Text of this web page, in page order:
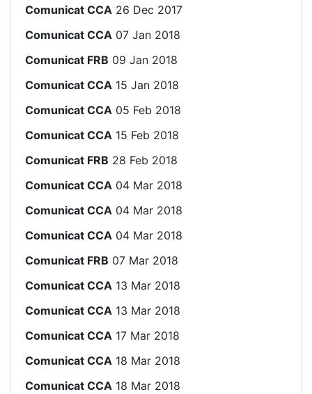
Comunicat CCA 26 Dec 2017
Comunicat CCA 07 Jan 2018
Comunicat FRB 09 Jan 2018
Comunicat CCA 15 Jan 2018
Comunicat CCA 05 Feb 2018
Comunicat CCA 15 Feb 2018
Comunicat FRB 28 Feb 2018
Comunicat CCA 04 Mar 2018
Comunicat CCA 04 Mar 2018
Comunicat CCA 04 Mar 2018
Comunicat FRB 07 Mar 2018
Comunicat CCA 13 Mar 2018
Comunicat CCA 13 Mar 2018
Comunicat CCA 17 Mar 2018
Comunicat CCA 18 Mar 2018
Comunicat CCA 18 Mar 2018